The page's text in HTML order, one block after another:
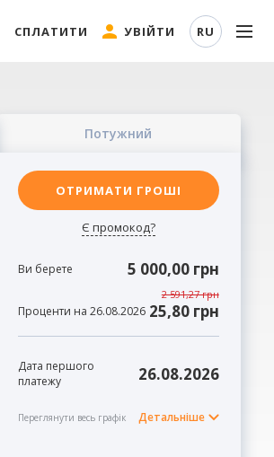
СПЛАТИТИ УВІЙТИ RU
Потужний
ОТРИМАТИ ГРОШІ
Є промокод?
Ви берете 5 000,00 грн
2 591,27 грн
Проценти на 26.08.2026 25,80 грн
Дата першого
платежу
26.08.2026
Переглянути весь графік Детальніше